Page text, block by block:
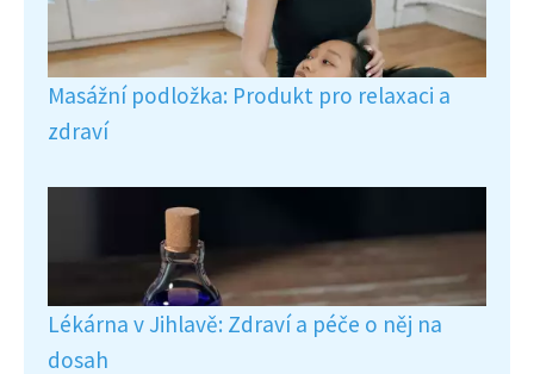
Masážní podložka: Produkt pro relaxaci a
zdraví
Lékárna v Jihlavě: Zdraví a péče o něj na
dosah